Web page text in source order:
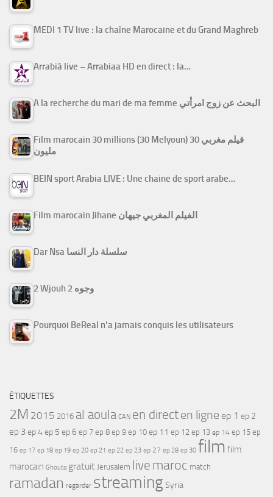
MEDI 1 TV live : la chaîne Marocaine et du Grand Maghreb
Arrabiâ live – Arrabiaa HD en direct : la…
A la recherche du mari de ma femme البحث عن زوج امرأتي
Film marocain 30 millions (30 Melyoun) فيلم مغربي 30
مليون
BEIN sport Arabia LIVE : Une chaine de sport arabe…
Film marocain Jihane الفيلم المغربي جيهان
Dar Nsa سلسلة دار النسا
2 Wjouh 2 وجوه
Pourquoi BeReal n’a jamais conquis les utilisateurs
ÉTIQUETTES
2M 2015 2016 al aoula CAN en directen ligne ep 1 ep 2
ep 3ep 4ep 5 ep 6 ep 7 ep 8 ep 9 ep 10 ep 11 ep 12 ep 13 ep 14 ep 15 ep
16 ep 17 ep 18 ep 19 ep 20 ep 21 ep 22 ep 23 ep 27 ep 28 ep 30 film film
marocain Ghouta gratuit Jerusalem live maroc match
ramadan regarder streamingSyria